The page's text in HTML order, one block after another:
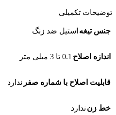
توضیحات تکمیلی
جنس تیغه استیل ضد زنگ
اندازه اصلاح 0.1 تا 3 میلی متر
قابلیت اصلاح با شماره صفر ندارد
خط زن ندارد